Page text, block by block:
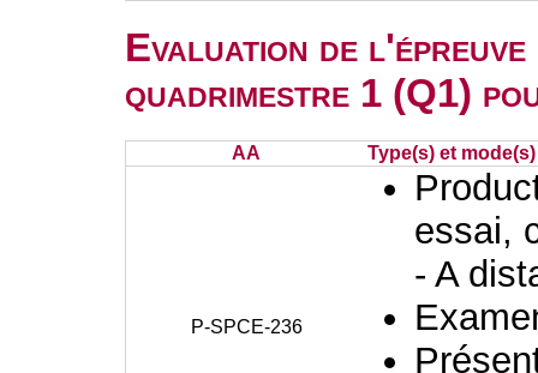
Evaluation de
quadrimestre 1 (Q1)
AA Type(s) et
P-SPCE-236
essai,
- A